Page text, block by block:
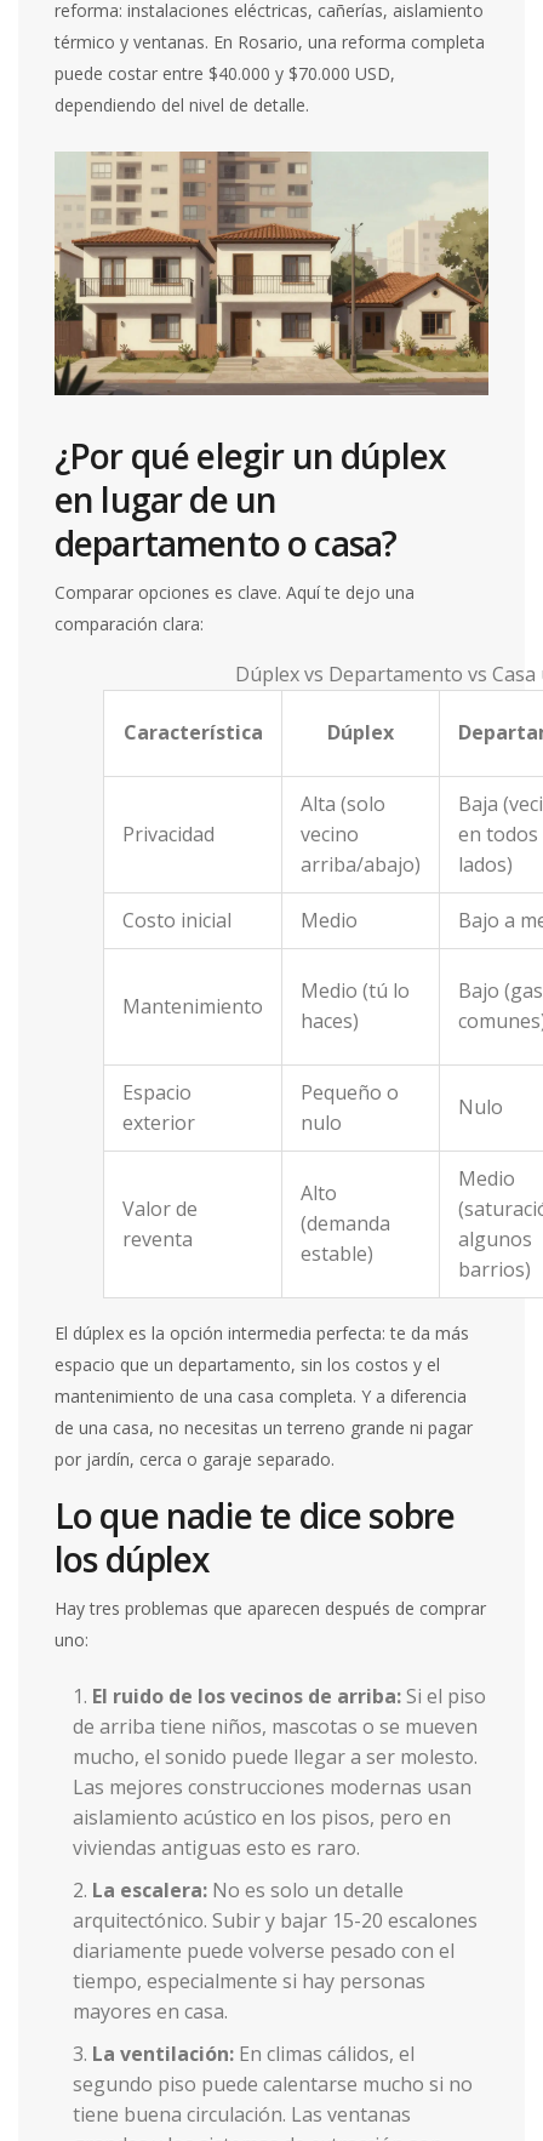
reforma: instalaciones eléctricas, cañerías, aislamiento
térmico y ventanas. En Rosario, una reforma completa
puede costar entre $40.000 y $70.000 USD,
dependiendo del nivel de detalle.
¿Por qué elegir un dúplex
en lugar de un
departamento o casa?
Comparar opciones es clave. Aquí te dejo una
comparación clara:
Dúplex vs Departamento vs
Característica Dúplex
Privacidad
Alta (solo
vecino
arriba/abajo)
Baja
en todos
lados)
Costo inicial Medio Bajo a
Mantenimiento
Medio (tú lo
haces)
Bajo
Espacio
exterior
Pequeño o
nulo
Nulo
Valor de
reventa
Alto
(demanda
estable)
Medio
algunos
barrios)
El dúplex es la opción intermedia perfecta: te da más
espacio que un departamento, sin los costos y el
mantenimiento de una casa completa. Y a diferencia
de una casa, no necesitas un terreno grande ni pagar
por jardín, cerca o garaje separado.
Lo que nadie te dice sobre
los dúplex
Hay tres problemas que aparecen después de comprar
uno:
El ruido de los vecinos de arriba:Si el piso
de arriba tiene niños, mascotas o se mueven
mucho, el sonido puede llegar a ser molesto.
Las mejores construcciones modernas usan
aislamiento acústico en los pisos, pero en
viviendas antiguas esto es raro.
La escalera: No es solo un detalle
arquitectónico. Subir y bajar 15-20 escalones
diariamente puede volverse pesado con el
tiempo, especialmente si hay personas
mayores en casa.
La ventilación: En climas cálidos, el
segundo piso puede calentarse mucho si no
tiene buena circulación. Las ventanas